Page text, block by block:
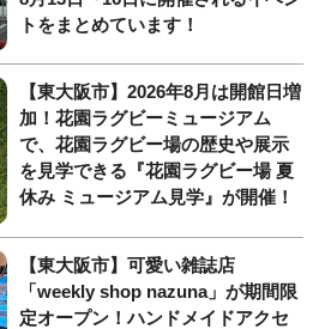
トをまとめています！
【東大阪市】2026年8月は開館日増
加！花園ラグビーミュージアム
で、花園ラグビー場の歴史や展示
を見学できる『花園ラグビー場 夏
休み ミュージアム見学』が開催！
【東大阪市】可愛い雑誌店
「weekly shop nazuna」が期間限
定オープン！ハンドメイドアクセ